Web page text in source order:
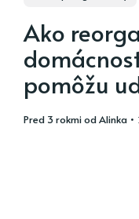
Ako
pomôžu
pred 3 rokmiodAlinka